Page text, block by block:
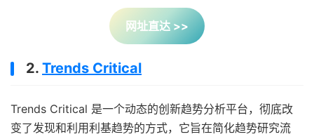
网址直达 >>
2. Trends Critical
Trends Critical 是一个动态的创新趋势分析平台，彻底改
变了发现和利用利基趋势的方式，它旨在简化趋势研究流